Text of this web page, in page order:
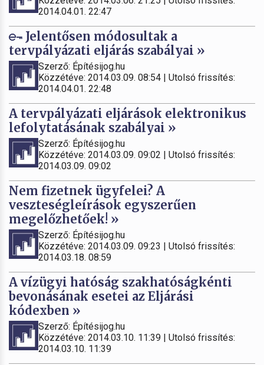
2014.04.01. 22:47
Jelentősen módosultak a
tervpályázati eljárás szabályai »
Szerző: Építésijog.hu
Közzétéve: 2014.03.09. 08:54 | Utolsó frissítés:
2014.04.01. 22:48
A tervpályázati eljárások elektronikus
lefolytatásának szabályai »
Szerző: Építésijog.hu
Közzétéve: 2014.03.09. 09:02 | Utolsó frissítés:
2014.03.09. 09:02
Nem fizetnek ügyfelei? A
veszteségleírások egyszerűen
megelőzhetőek! »
Szerző: Építésijog.hu
Közzétéve: 2014.03.09. 09:23 | Utolsó frissítés:
2014.03.18. 08:59
A vízügyi hatóság szakhatóságkénti
bevonásának esetei az Eljárási
kódexben »
Szerző: Építésijog.hu
Közzétéve: 2014.03.10. 11:39 | Utolsó frissítés:
2014.03.10. 11:39